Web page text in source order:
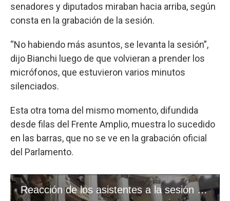
senadores y diputados miraban hacia arriba, según
consta en la grabación de la sesión.
“No habiendo más asuntos, se levanta la sesión”,
dijo Bianchi luego de que volvieran a prender los
micrófonos, que estuvieron varios minutos
silenciados.
Esta otra toma del mismo momento, difundida
desde filas del Frente Amplio, muestra lo sucedido
en las barras, que no se ve en la grabación oficial
del Parlamento.